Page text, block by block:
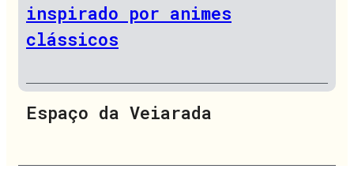
inspirado por animes
clássicos
Espaço da Veiarada